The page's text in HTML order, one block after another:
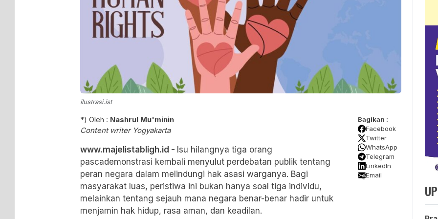
ilustrasi.ist
*) Oleh : Nashrul Mu'minin
Content writer Yogyakarta
www.majelistabligh.id - Isu hilangnya tiga orang
pascademonstrasi kembali menyulut perdebatan publik tentang
peran negara dalam melindungi hak asasi warganya. Bagi
masyarakat luas, peristiwa ini bukan hanya soal tiga individu,
melainkan tentang sejauh mana negara benar-benar hadir untuk
menjamin hak hidup, rasa aman, dan keadilan.
Bagikan :
Facebook
Twitter
WhatsApp
Telegram
LinkedIn
Email